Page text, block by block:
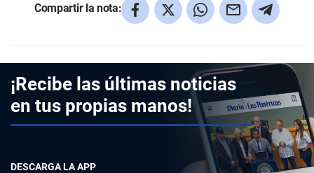
Compartir la nota:
¡Recibe las últimas noticias
en tus propias manos!
DESCARGA LA APP